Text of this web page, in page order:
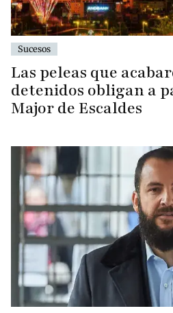
Sucesos
Las peleas que
detenidos obligan a
Major de Escaldes